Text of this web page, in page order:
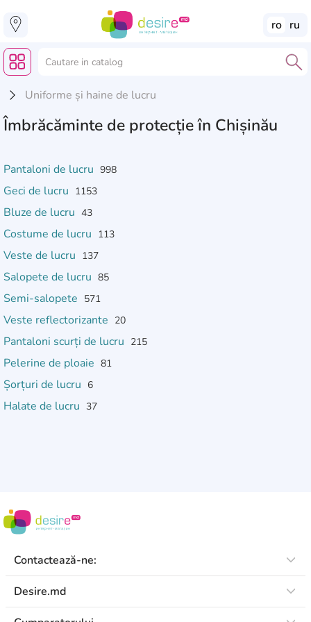
ro ru
Uniforme și haine de lucru
Îmbrăcăminte de protecție în Chișinău
Pantaloni de lucru 998
Geci de lucru 1153
Bluze de lucru 43
Costume de lucru 113
Veste de lucru 137
Salopete de lucru 85
Semi-salopete 571
Veste reflectorizante 20
Pantaloni scurți de lucru 215
Pelerine de ploaie 81
Șorțuri de lucru 6
Halate de lucru 37
Contactează-ne:
Desire.md